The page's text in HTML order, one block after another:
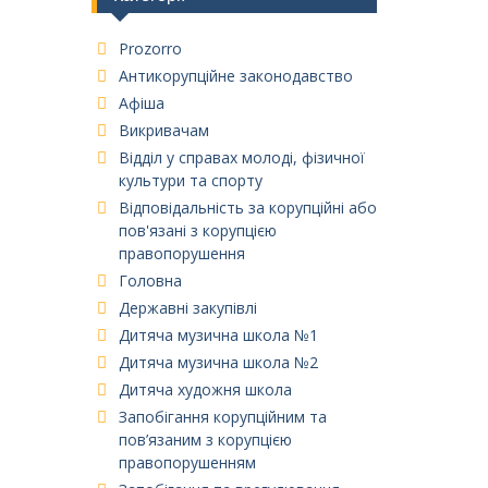
Prozorro
Антикорупційне законодавство
Афіша
Викривачам
Відділ у справах молоді, фізичної
культури та спорту
Відповідальність за корупційні або
пов'язані з корупцією
правопорушення
Головна
Державні закупівлі
Дитяча музична школа №1
Дитяча музична школа №2
Дитяча художня школа
Запобігання корупційним та
пов’язаним з корупцією
правопорушенням